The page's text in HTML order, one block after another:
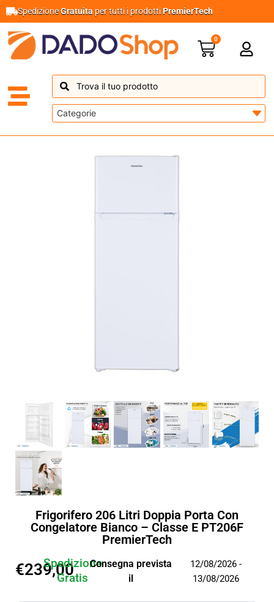
SpedizioneGratuita per tutti i prodottiPremierTech
0
Frigorifero 206 Litri Doppia Porta Con
Congelatore Bianco – Classe E PT206F
PremierTech
€239,00
Spedizione
Gratis
Consegna prevista
il
12/08/2026 -
13/08/2026